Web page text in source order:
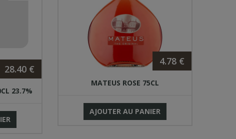
28.40 €
23.7%
4.78 €
MATEUS ROSE 75CL
AJOUTER AU PANIER